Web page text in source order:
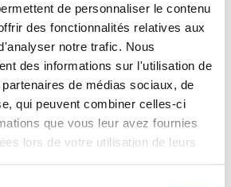
de personnaliser le contenu
des fonctionnalités relatives aux
notre trafic. Nous
des informations sur l'utilisation de
de médias sociaux, de
qui peuvent combiner celles-ci
que vous leur avez fournies
lors de votre utilisation de leurs